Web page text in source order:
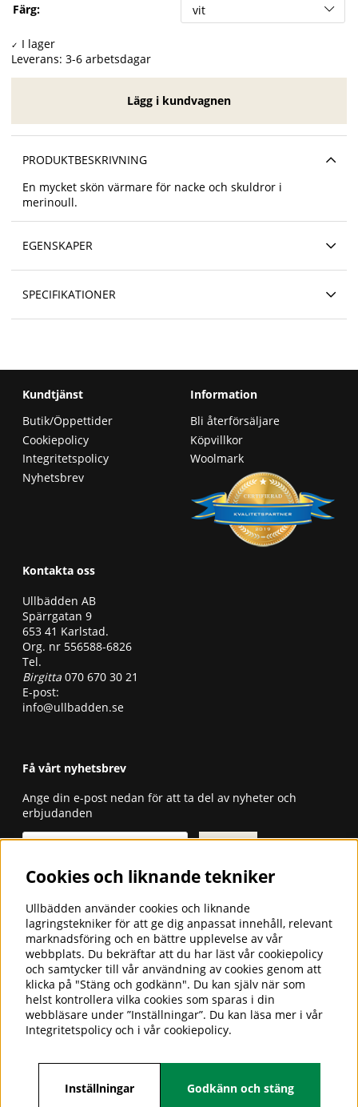
Färg:
Leverans: 3-6 arbetsdagar
Lägg i kundvagnen
PRODUKTBESKRIVNING
En mycket skön värmare för nacke och skuldror i
merinoull.
EGENSKAPER
SPECIFIKATIONER
Kundtjänst
Butik/Öppettider
Cookiepolicy
Integritetspolicy
Nyhetsbrev
Information
Bli återförsäljare
Köpvillkor
Woolmark
Kontakta oss
Ullbädden AB
Spärrgatan 9
653 41 Karlstad.
Org. nr 556588-6826
Tel.
Birgitta 070 670 30 21
E-post:
info@ullbadden.se
Få vårt nyhetsbrev
Ange din e-post nedan för att ta del av nyheter och
erbjudanden
Skicka
ULLBÄDDEN - SÄNGKLÄDER FÖR
Ullbädden AB är ett företag som
importerar och säljer sängkläder i
cashmere-, camel-, alpacka- och
merinoull för en god och hälsosam
sömn.
Hos oss hittar du även överdrag till husbilsstolen,
stolsdynor, morgonrockar, tofflor, barnåkpåsar m.m. i
Cookies och liknande tekniker
Ullbädden använder cookies och liknande
lagringstekniker för att ge dig anpassat innehåll, relevant
marknadsföring och en bättre upplevelse av vår
webbplats. Du bekräftar att du har läst vår cookiepolicy
och samtycker till vår användning av cookies genom att
klicka på "Stäng och godkänn". Du kan själv när som
helst kontrollera vilka cookies som sparas i din
webbläsare under ”Inställningar”. Du kan läsa mer i vår
Integritetspolicy och i vår cookiepolicy.
Inställningar Godkänn och stäng